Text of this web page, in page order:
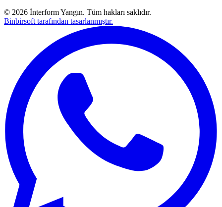
© 2026 İnterform Yangın. Tüm hakları saklıdır.
Binbirsoft tarafından tasarlanmıştır.